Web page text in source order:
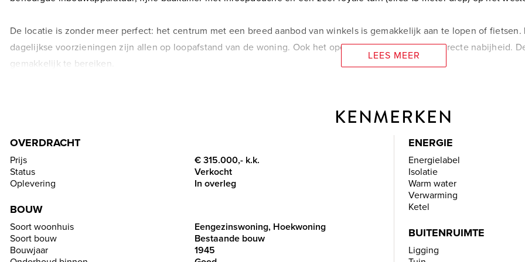
De locatie is zonder meer perfect: het centrum met een breed aanbod van winkels is gemakkelijk aan te lopen of
dagelijkse voorzieningen zijn allen op loopafstand van de woning. Ook het openbaar vervoer is in de directe nabijheid.
gemakkelijk te bereiken.
geplaatst. Eventuele nieuwe bewoners hoeven zich deze, met gevoel voor stijl ingerichte woning, slechts nog eigen te
Met veel plezier laten wij u alles rustig zien. Maak daarvoor vrijblijvend een bezichtigingsafspraak.
---------- INDELING ----------
BEGANE GROND
Direct bij binnenkomst valt al het hoge afwerkingsniveau en de prettige woonsfeer van deze woning je op. Dat is prettig
woonkamer met keuken en de trapopgang naar de eerste verdieping.
LEES MEER
KENMERKEN
OVERDRACHT
Prijs
€ 315.000,- k.k.
Status
Verkocht
Oplevering
In overleg
BOUW
Soort woonhuis
Eengezinswoning, Hoekwoning
Soort bouw
Bestaande bouw
Bouwjaar
1945
ENERGIE
Energielabel
Isolatie
Warm water
Verwarming
Ketel
BUITENRUIMTE
Ligging